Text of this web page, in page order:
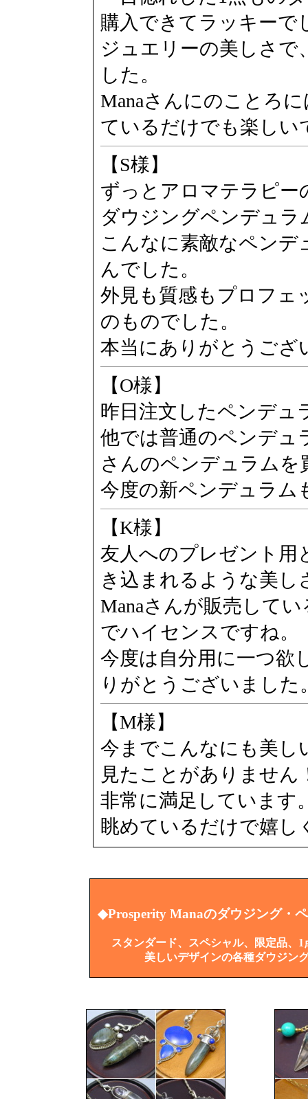
購入できてラッキーで
ジュエリーの美しさで
した。
Manaさんにのことろ
ているだけでも楽しい
【S様】
ずっとアロマテラピー
ダウジングペンデュ
こんなに素敵なペン
んでした。
外見も質感もプロフェ
のものでした。
本当にありがとうござ
【O様】
昨日注文したペンデュ
他では普通のペンデュ
さんのペンデュラム
今度の新ペンデュラム
【K様】
友人へのプレゼント用
き込まれるような美し
Manaさんが販売して
でハイセンスですね。
今度は自分用に一つ欲
りがとうございました
【M様】
今までこんなにも美し
見たことがありません
非常に満足しています
眺めているだけで嬉し
◆Prosperity Manaのダウジング・
スタンダード、スペシャル、限定品、
美しいデザインの各種ダウジン